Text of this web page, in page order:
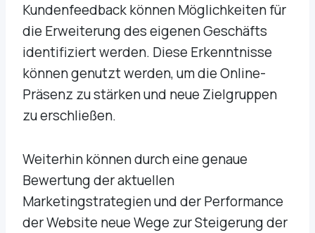
Kundenfeedback können Möglichkeiten für
die Erweiterung des eigenen Geschäfts
identifiziert werden. Diese Erkenntnisse
können genutzt werden, um die Online-
Präsenz zu stärken und neue Zielgruppen
zu erschließen.
Weiterhin können durch eine genaue
Bewertung der aktuellen
Marketingstrategien und der Performance
der Website neue Wege zur Steigerung der